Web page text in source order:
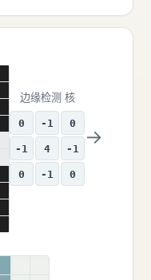
边缘检测 核
0 -1 0
-1 4 -1
0 -1 0
→